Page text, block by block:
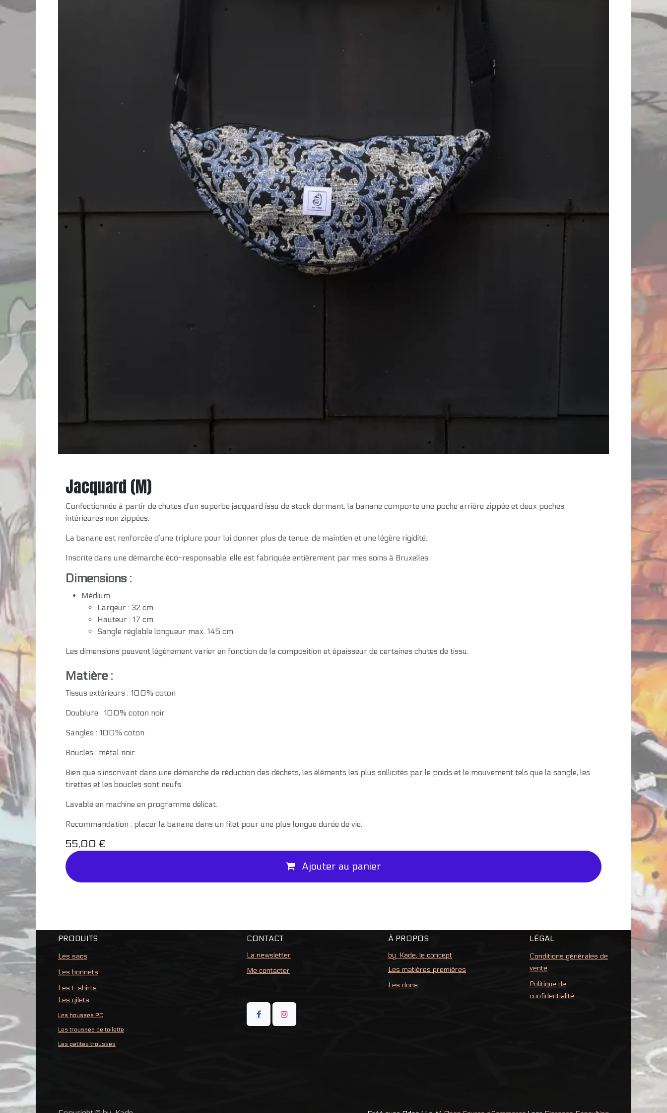
Jacquard (M)
Confectionnée à partir de chutes d'un superbe jacquard issu de stock dormant, la banane comporte une poche arrière zippée et deux poches
intérieures non zippées.
La banane est renforcée d’une triplure pour lui donner plus de tenue, de maintien et une légère rigidité.
Inscrite dans une démarche éco-responsable, elle est fabriquée entièrement par mes soins à Bruxelles.
Dimensions :
Médium
Largeur : 32 cm
Hauteur : 17 cm
Sangle réglable longueur max. 145 cm
Les dimensions peuvent légèrement varier en fonction de la composition et épaisseur de certaines chutes de tissu.
Matière :
Tissus extérieurs : 100% coton
Doublure : 100% coton noir
Sangles : 100% coton
Boucles : métal noir
Bien que s'inscrivant dans une démarche de réduction des déchets, les éléments les plus sollicités par le poids et le mouvement tels que la sangle, les
tirettes et les boucles sont neufs.
Lavable en machine en programme délicat.
Recommandation : placer la banane dans un filet pour une plus longue durée de vie.
55,00 €
Ajouter au panier
PRODUITS
Les sacs
Les bonnets
Les t-shirts
Les gilets
Les housses PC
Les trousses de toilette
Les petites trousses
CONTACT
La newsletter
Me contacter
À PROPOS
by_Kade, le concept
Les matières premières
Les dons
LÉGAL
Conditions générales de
vente
Politique de
confidentialité